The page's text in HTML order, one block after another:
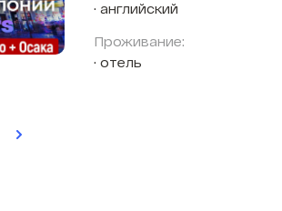
английский
Проживание:
отель